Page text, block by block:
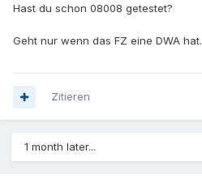
Hast du schon 08008 getestet?
Geht nur wenn das FZ eine DWA hat.
Zitieren
1 month later...